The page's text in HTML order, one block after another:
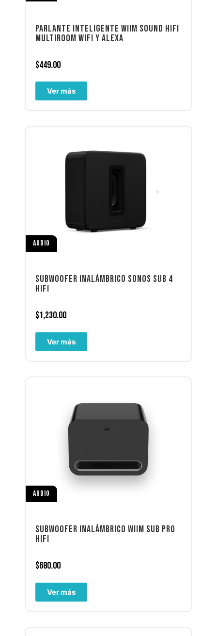
PARLANTE INTELIGENTE WIIM SOUND HIFI
MULTIROOM WIFI Y ALEXA
$449.00
Ver más
AUDIO
SUBWOOFER INALÁMBRICO SONOS SUB 4
HIFI
$1,230.00
Ver más
AUDIO
SUBWOOFER INALÁMBRICO WIIM SUB PRO
HIFI
$680.00
Ver más